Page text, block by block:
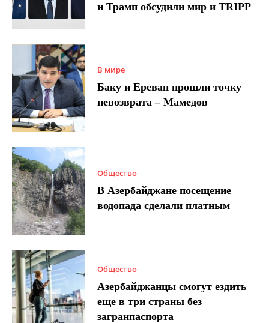
и Трамп обсудили мир и TRIPP
В мире
Баку и Ереван прошли точку
невозврата – Мамедов
Общество
В Азербайджане посещение
водопада сделали платным
Общество
Азербайджанцы смогут ездить
еще в три страны без
загранпаспорта